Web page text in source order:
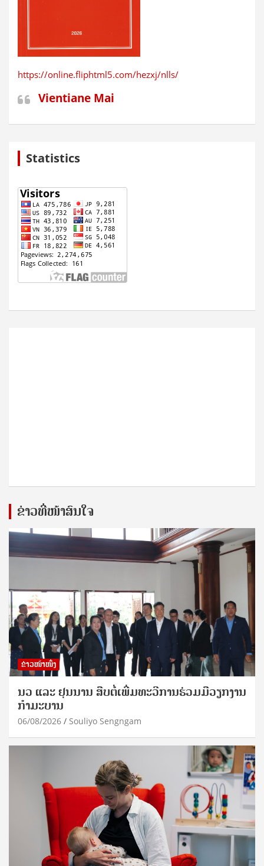
https://online.fliphtml5.com/hezxj/nlls/
Vientiane Mai
Statistics
ຂ່າວທີ່ໜ້າສົນໃຈ
ຂ່າວໜ້າໜຶ່ງ
ນວ ແລະ ຢຸນນານ ສືບຕໍ່ເພີ່ມທະວີການຮ່ວມມືວຽກງານ
ກຳມະບານ
06/08/2026 Souliyo Sengngam